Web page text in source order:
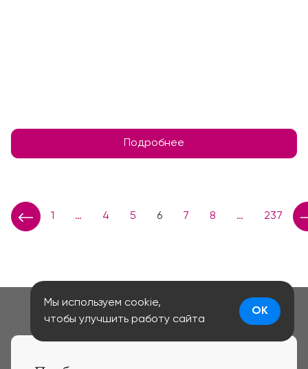
Подробнее
1 … 4 5 6 7 8 … 237
Мы используем cookie,
чтобы улучшить работу сайта
OK